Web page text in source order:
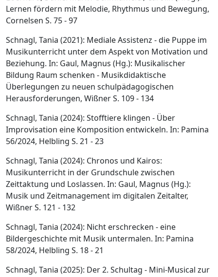
Lernen fördern mit Melodie, Rhythmus und Bewegung,
Cornelsen S. 75 - 97
Schnagl, Tania (2021): Mediale Assistenz - die Puppe im
Musikunterricht unter dem Aspekt von Motivation und
Beziehung. In: Gaul, Magnus (Hg.): Musikalischer
Bildung Raum schenken - Musikdidaktische
Überlegungen zu neuen schulpädagogischen
Herausforderungen, Wißner S. 109 - 134
Schnagl, Tania (2024): Stofftiere klingen - Über
Improvisation eine Komposition entwickeln. In: Pamina
56/2024, Helbling S. 21 - 23
Schnagl, Tania (2024): Chronos und Kairos:
Musikunterricht in der Grundschule zwischen
Zeittaktung und Loslassen. In: Gaul, Magnus (Hg.):
Musik und Zeitmanagement im digitalen Zeitalter,
Wißner S. 121 - 132
Schnagl, Tania (2024): Nicht erschrecken - eine
Bildergeschichte mit Musik untermalen. In: Pamina
58/2024, Helbling S. 18 - 21
Schnagl, Tania (2025): Der 2. Schultag - Mini-Musical zur